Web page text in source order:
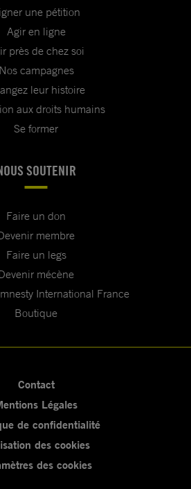
une pétition
Agir en ligne
près de chez soi
Nos campagnes
leur histoire
aux droits humains
Se former
SOUTENIR
Faire un don
membre
Faire un legs
mécène
International France
Boutique
Contact
Légales
de confidentialité
des cookies
des cookies